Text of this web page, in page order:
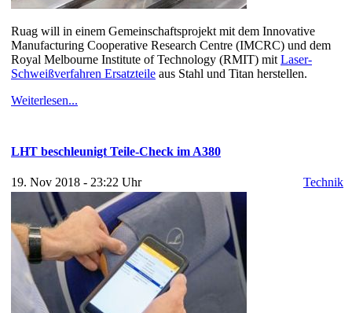
Ruag will in einem Gemeinschaftsprojekt mit dem Innovative
Manufacturing Cooperative Research Centre (IMCRC) und dem
Royal Melbourne Institute of Technology (RMIT) mit Laser-
Schweißverfahren Ersatzteile aus Stahl und Titan herstellen.
Weiterlesen...
LHT beschleunigt Teile-Check im A380
19. Nov 2018 - 23:22 Uhr Technik